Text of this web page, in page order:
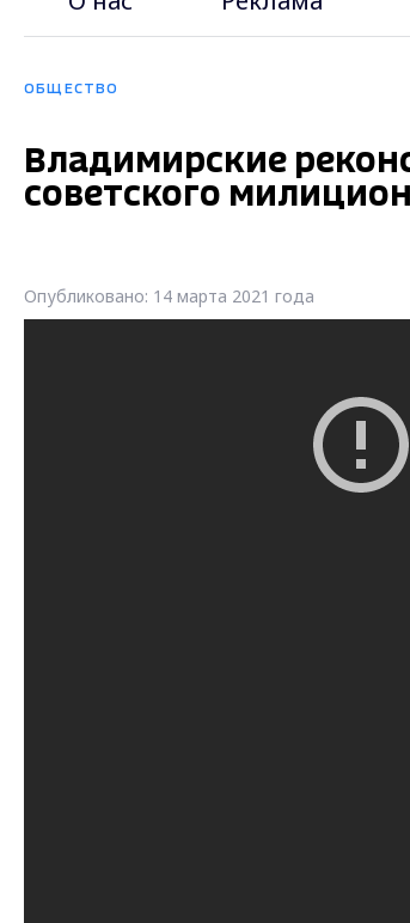
ОБЩЕСТВО
Владимирские
советского
Опубликовано: 14 марта 2021 года